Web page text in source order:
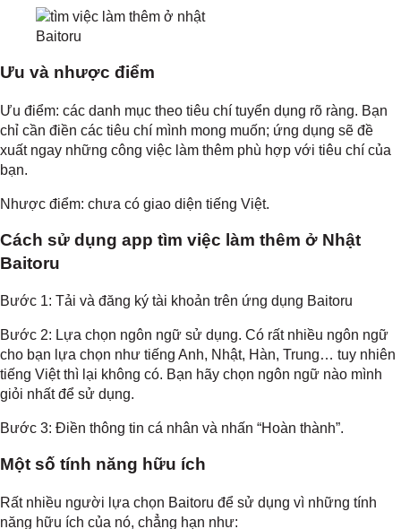
Baitoru
Ưu và nhược điểm
Ưu điểm: các danh mục theo tiêu chí tuyển dụng rõ ràng. Bạn
chỉ cần điền các tiêu chí mình mong muốn; ứng dụng sẽ đề
xuất ngay những công việc làm thêm phù hợp với tiêu chí của
bạn.
Nhược điểm: chưa có giao diện tiếng Việt.
Cách sử dụng app tìm việc làm thêm ở Nhật
Baitoru
Bước 1: Tải và đăng ký tài khoản trên ứng dụng Baitoru
Bước 2: Lựa chọn ngôn ngữ sử dụng. Có rất nhiều ngôn ngữ
cho bạn lựa chọn như tiếng Anh, Nhật, Hàn, Trung… tuy nhiên
tiếng Việt thì lại không có. Bạn hãy chọn ngôn ngữ nào mình
giỏi nhất để sử dụng.
Bước 3: Điền thông tin cá nhân và nhấn “Hoàn thành”.
Một số tính năng hữu ích
Rất nhiều người lựa chọn Baitoru để sử dụng vì những tính
năng hữu ích của nó, chẳng hạn như: